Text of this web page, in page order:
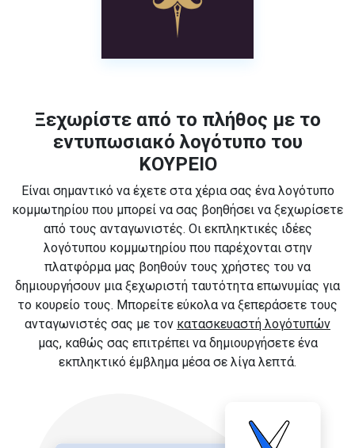
Ξεχωρίστε από το πλήθος με το
εντυπωσιακό λογότυπο του
ΚΟΥΡΕΙΟ
Είναι σημαντικό να έχετε στα χέρια σας ένα λογότυπο
κομμωτηρίου που μπορεί να σας βοηθήσει να ξεχωρίσετε
από τους ανταγωνιστές. Οι εκπληκτικές ιδέες
λογότυπου κομμωτηρίου που παρέχονται στην
πλατφόρμα μας βοηθούν τους χρήστες του να
δημιουργήσουν μια ξεχωριστή ταυτότητα επωνυμίας για
το κουρείο τους. Μπορείτε εύκολα να ξεπεράσετε τους
ανταγωνιστές σας με τον κατασκευαστή λογότυπών
μας, καθώς σας επιτρέπει να δημιουργήσετε ένα
εκπληκτικό έμβλημα μέσα σε λίγα λεπτά.